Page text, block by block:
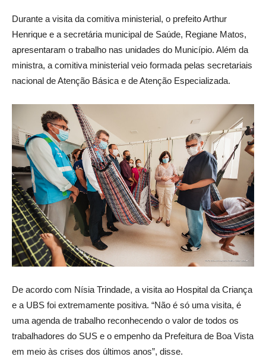
Durante a visita da comitiva ministerial, o prefeito Arthur
Henrique e a secretária municipal de Saúde, Regiane Matos,
apresentaram o trabalho nas unidades do Município. Além da
ministra, a comitiva ministerial veio formada pelas secretariais
nacional de Atenção Básica e de Atenção Especializada.
De acordo com Nísia Trindade, a visita ao Hospital da Criança
e a UBS foi extremamente positiva. “Não é só uma visita, é
uma agenda de trabalho reconhecendo o valor de todos os
trabalhadores do SUS e o empenho da Prefeitura de Boa Vista
em meio às crises dos últimos anos”, disse.